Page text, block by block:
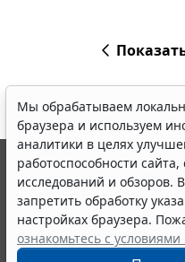
Мы обрабатываем
браузера и используем
аналитики в целях
работоспособности сайта,
исследований и обзоров.
запретить обработку
настройках браузера.
ознакомьтесь с условиями
© ООО "НПП "ГАРАНТ-
выпускается с 1990 года.
являются участниками
информации ГАРАНТ.
Портал ГАРАНТ.РУ